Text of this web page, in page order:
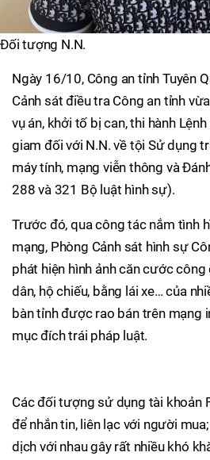
Đối tượng N.N.
Ngày 16/10, Công an tỉnh Tuyên
Cảnh sát điều tra Công an tỉnh
vụ án, khởi tố bị can, thi hành
giam đối với N.N. về tội Sử dụng
máy tính, mạng viễn thông và
288 và 321 Bộ luật hình sự).
Trước đó, qua công tác nắm tình
mạng, Phòng Cảnh sát hình sự
phát hiện hình ảnh căn cước
dân, hộ chiếu, bằng lái xe… của
bàn tỉnh được rao bán trên mạng
mục đích trái pháp luật.
Các đối tượng sử dụng tài khoản
để nhắn tin, liên lạc với người
dịch với nhau gây rất nhiều khó